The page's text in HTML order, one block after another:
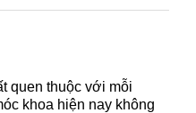
quen thuộc với mỗi
khoa hiện nay không